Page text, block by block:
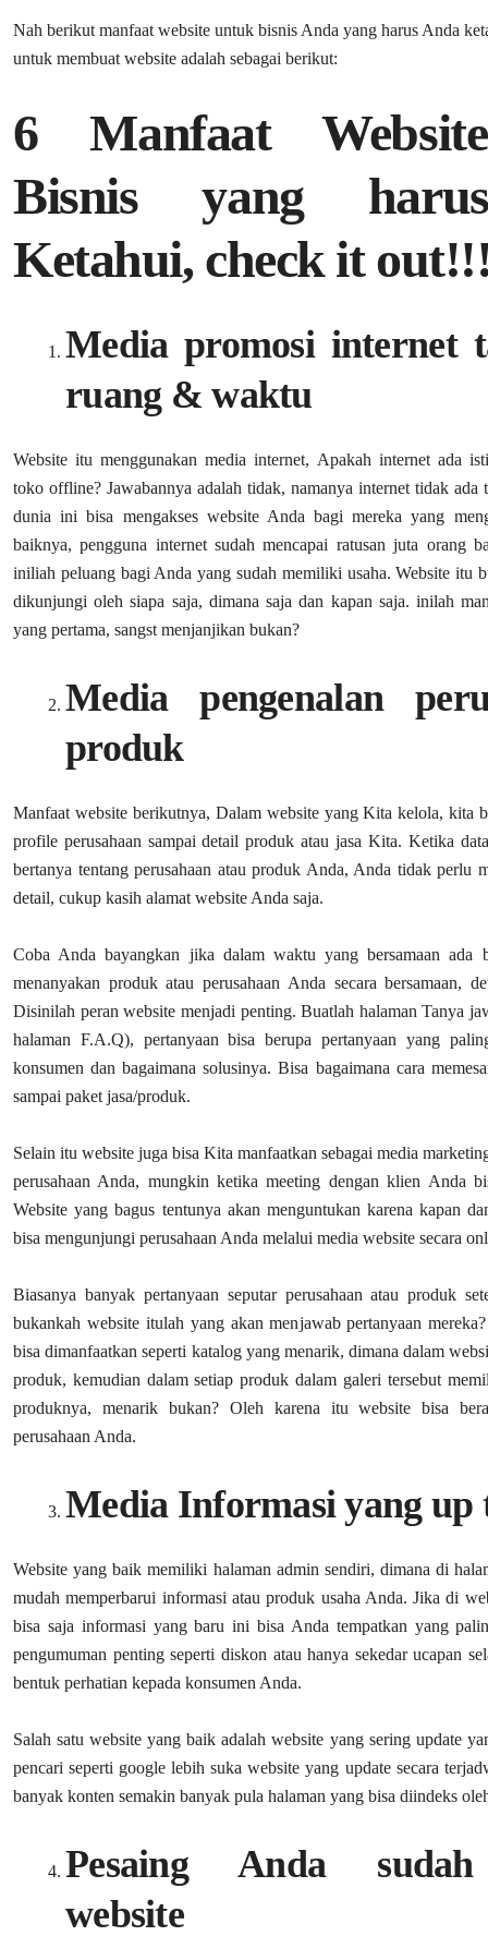
Nah berikut manfaat website untuk bisnis Anda yang harus Anda
untuk membuat website adalah sebagai berikut:
6 Manfaat
Bisnis yang
Ketahui, check it
Media promosi internet
ruang & waktu
Website itu menggunakan media internet, Apakah internet ada
toko offline? Jawabannya adalah tidak, namanya internet tidak ada
dunia ini bisa mengakses website Anda bagi mereka yang
baiknya, pengguna internet sudah mencapai ratusan juta orang
iniliah peluang bagi Anda yang sudah memiliki usaha. Website itu
dikunjungi oleh siapa saja, dimana saja dan kapan saja. inilah
yang pertama, sangst menjanjikan bukan?
Media pengenalan
produk
Manfaat website berikutnya, Dalam website yang Kita kelola, kita
profile perusahaan sampai detail produk atau jasa Kita. Ketika
bertanya tentang perusahaan atau produk Anda, Anda tidak perlu
detail, cukup kasih alamat website Anda saja.
Coba Anda bayangkan jika dalam waktu yang bersamaan ada
menanyakan produk atau perusahaan Anda secara bersamaan,
Disinilah peran website menjadi penting. Buatlah halaman Tanya
halaman F.A.Q), pertanyaan bisa berupa pertanyaan yang
konsumen dan bagaimana solusinya. Bisa bagaimana cara
sampai paket jasa/produk.
Selain itu website juga bisa Kita manfaatkan sebagai media
perusahaan Anda, mungkin ketika meeting dengan klien Anda
Website yang bagus tentunya akan menguntukan karena kapan
bisa mengunjungi perusahaan Anda melalui media website secara
Biasanya banyak pertanyaan seputar perusahaan atau produk
bukankah website itulah yang akan menjawab pertanyaan
bisa dimanfaatkan seperti katalog yang menarik, dimana dalam
produk, kemudian dalam setiap produk dalam galeri tersebut
produknya, menarik bukan? Oleh karena itu website bisa
perusahaan Anda.
Media Informasi yang up
Website yang baik memiliki halaman admin sendiri, dimana di
mudah memperbarui informasi atau produk usaha Anda. Jika di
bisa saja informasi yang baru ini bisa Anda tempatkan yang
pengumuman penting seperti diskon atau hanya sekedar ucapan
bentuk perhatian kepada konsumen Anda.
Salah satu website yang baik adalah website yang sering update
pencari seperti google lebih suka website yang update secara
banyak konten semakin banyak pula halaman yang bisa diindeks
Pesaing Anda
website